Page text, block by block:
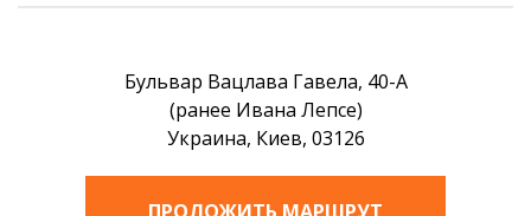
Бульвар Вацлава Гавела, 40-А
(ранее Ивана Лепсе)
Украина, Киев, 03126